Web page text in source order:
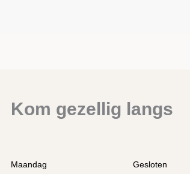
Kom gezellig langs
Maandag
Gesloten